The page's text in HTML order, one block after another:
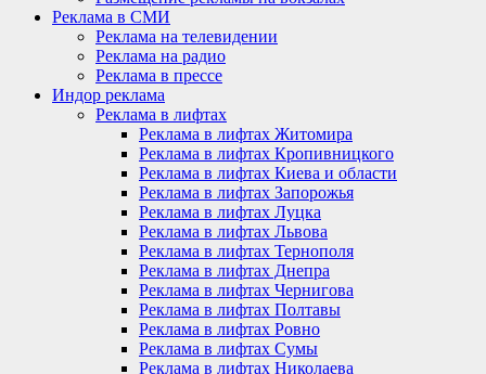
Реклама в СМИ
Реклама на телевидении
Реклама на радио
Реклама в прессе
Индор реклама
Реклама в лифтах
Реклама в лифтах Житомира
Реклама в лифтах Кропивницкого
Реклама в лифтах Киева и области
Реклама в лифтах Запорожья
Реклама в лифтах Луцка
Реклама в лифтах Львова
Реклама в лифтах Тернополя
Реклама в лифтах Днепра
Реклама в лифтах Чернигова
Реклама в лифтах Полтавы
Реклама в лифтах Ровно
Реклама в лифтах Сумы
Реклама в лифтах Николаева